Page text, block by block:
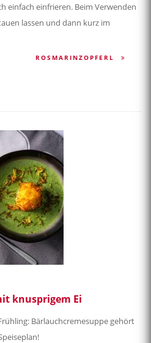
einfach einfrieren. Beim Verwenden
lassen und dann kurz im
ROSMARINZOPFERL
knusprigem Ei
Bärlauchcremesuppe gehört